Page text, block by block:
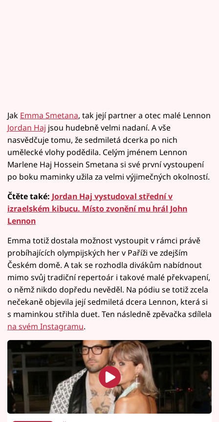
Jak Emma Smetana, tak její partner a otec malé Lennon
Jordan Haj jsou hudebně velmi nadaní. A vše
nasvědčuje tomu, že sedmiletá dcerka po nich
umělecké vlohy podědila. Celým jménem Lennon
Marlene Haj Hossein Smetana si své první vystoupení
po boku maminky užila za velmi výjimečných okolností.
Čtěte také: Jordan Haj vystudoval střední v
izraelském kibucu. Místo zvonění mu hrál John
Lennon
Emma totiž dostala možnost vystoupit v rámci právě
probíhajících olympijských her v Paříži ve zdejším
Českém domě. A tak se rozhodla divákům nabídnout
mimo svůj tradiční repertoár i takové malé překvapení,
o němž nikdo dopředu nevěděl. Na pódiu se totiž zcela
nečekaně objevila její sedmiletá dcera Lennon, která si
s maminkou střihla duet. Ten následně zpěvačka sdílela
na svém Instagramu.